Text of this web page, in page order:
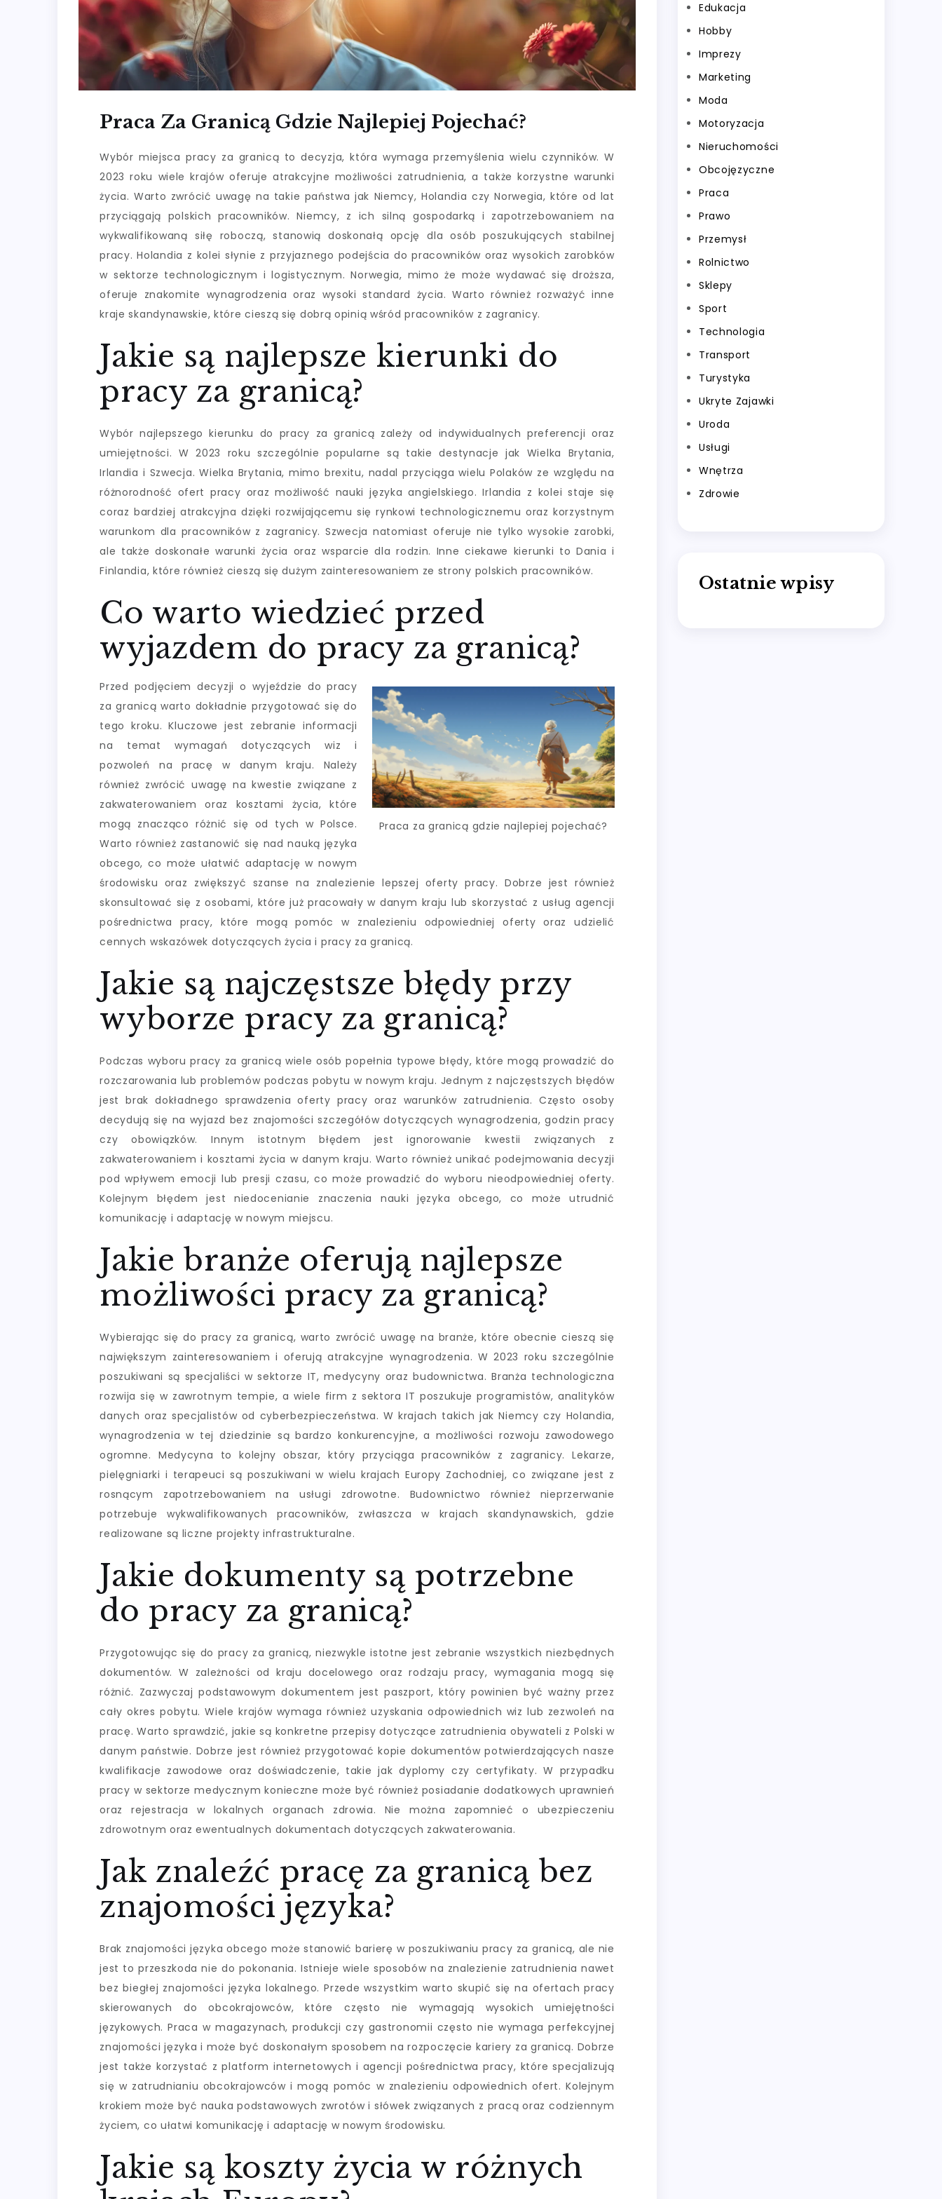
Praca Za Granicą Gdzie Najlepiej Pojechać?
Wybór miejsca pracy za granicą to decyzja, która wymaga przemyślenia wielu czynników. W
2023 roku wiele krajów oferuje atrakcyjne możliwości zatrudnienia, a także korzystne warunki
życia. Warto zwrócić uwagę na takie państwa jak Niemcy, Holandia czy Norwegia, które od lat
przyciągają polskich pracowników. Niemcy, z ich silną gospodarką i zapotrzebowaniem na
wykwalifikowaną siłę roboczą, stanowią doskonałą opcję dla osób poszukujących stabilnej
pracy. Holandia z kolei słynie z przyjaznego podejścia do pracowników oraz wysokich zarobków
w sektorze technologicznym i logistycznym. Norwegia, mimo że może wydawać się droższa,
oferuje znakomite wynagrodzenia oraz wysoki standard życia. Warto również rozważyć inne
kraje skandynawskie, które cieszą się dobrą opinią wśród pracowników z zagranicy.
Jakie są najlepsze kierunki do
pracy za granicą?
Wybór najlepszego kierunku do pracy za granicą zależy od indywidualnych preferencji oraz
umiejętności. W 2023 roku szczególnie popularne są takie destynacje jak Wielka Brytania,
Irlandia i Szwecja. Wielka Brytania, mimo brexitu, nadal przyciąga wielu Polaków ze względu na
różnorodność ofert pracy oraz możliwość nauki języka angielskiego. Irlandia z kolei staje się
coraz bardziej atrakcyjna dzięki rozwijającemu się rynkowi technologicznemu oraz korzystnym
warunkom dla pracowników z zagranicy. Szwecja natomiast oferuje nie tylko wysokie zarobki,
ale także doskonałe warunki życia oraz wsparcie dla rodzin. Inne ciekawe kierunki to Dania i
Finlandia, które również cieszą się dużym zainteresowaniem ze strony polskich pracowników.
Co warto wiedzieć przed
wyjazdem do pracy za granicą?
Praca za granicą gdzie najlepiej pojechać?
Przed podjęciem decyzji o wyjeździe do pracy
za granicą warto dokładnie przygotować się do
tego kroku. Kluczowe jest zebranie informacji
na temat wymagań dotyczących wiz i
pozwoleń na pracę w danym kraju. Należy
również zwrócić uwagę na kwestie związane z
zakwaterowaniem oraz kosztami życia, które
mogą znacząco różnić się od tych w Polsce.
Warto również zastanowić się nad nauką języka
obcego, co może ułatwić adaptację w nowym
środowisku oraz zwiększyć szanse na znalezienie lepszej oferty pracy. Dobrze jest również
skonsultować się z osobami, które już pracowały w danym kraju lub skorzystać z usług agencji
pośrednictwa pracy, które mogą pomóc w znalezieniu odpowiedniej oferty oraz udzielić
cennych wskazówek dotyczących życia i pracy za granicą.
Jakie są najczęstsze błędy przy
wyborze pracy za granicą?
Podczas wyboru pracy za granicą wiele osób popełnia typowe błędy, które mogą prowadzić do
rozczarowania lub problemów podczas pobytu w nowym kraju. Jednym z najczęstszych błędów
jest brak dokładnego sprawdzenia oferty pracy oraz warunków zatrudnienia. Często osoby
decydują się na wyjazd bez znajomości szczegółów dotyczących wynagrodzenia, godzin pracy
czy obowiązków. Innym istotnym błędem jest ignorowanie kwestii związanych z
zakwaterowaniem i kosztami życia w danym kraju. Warto również unikać podejmowania decyzji
pod wpływem emocji lub presji czasu, co może prowadzić do wyboru nieodpowiedniej oferty.
Kolejnym błędem jest niedocenianie znaczenia nauki języka obcego, co może utrudnić
komunikację i adaptację w nowym miejscu.
Jakie branże oferują najlepsze
możliwości pracy za granicą?
Wybierając się do pracy za granicą, warto zwrócić uwagę na branże, które obecnie cieszą się
największym zainteresowaniem i oferują atrakcyjne wynagrodzenia. W 2023 roku szczególnie
poszukiwani są specjaliści w sektorze IT, medycyny oraz budownictwa. Branża technologiczna
rozwija się w zawrotnym tempie, a wiele firm z sektora IT poszukuje programistów, analityków
danych oraz specjalistów od cyberbezpieczeństwa. W krajach takich jak Niemcy czy Holandia,
wynagrodzenia w tej dziedzinie są bardzo konkurencyjne, a możliwości rozwoju zawodowego
ogromne. Medycyna to kolejny obszar, który przyciąga pracowników z zagranicy. Lekarze,
pielęgniarki i terapeuci są poszukiwani w wielu krajach Europy Zachodniej, co związane jest z
rosnącym zapotrzebowaniem na usługi zdrowotne. Budownictwo również nieprzerwanie
potrzebuje wykwalifikowanych pracowników, zwłaszcza w krajach skandynawskich, gdzie
realizowane są liczne projekty infrastrukturalne.
Jakie dokumenty są potrzebne
do pracy za granicą?
Przygotowując się do pracy za granicą, niezwykle istotne jest zebranie wszystkich niezbędnych
dokumentów. W zależności od kraju docelowego oraz rodzaju pracy, wymagania mogą się
różnić. Zazwyczaj podstawowym dokumentem jest paszport, który powinien być ważny przez
cały okres pobytu. Wiele krajów wymaga również uzyskania odpowiednich wiz lub zezwoleń na
pracę. Warto sprawdzić, jakie są konkretne przepisy dotyczące zatrudnienia obywateli z Polski w
danym państwie. Dobrze jest również przygotować kopie dokumentów potwierdzających nasze
kwalifikacje zawodowe oraz doświadczenie, takie jak dyplomy czy certyfikaty. W przypadku
pracy w sektorze medycznym konieczne może być również posiadanie dodatkowych uprawnień
oraz rejestracja w lokalnych organach zdrowia. Nie można zapomnieć o ubezpieczeniu
zdrowotnym oraz ewentualnych dokumentach dotyczących zakwaterowania.
Jak znaleźć pracę za granicą bez
znajomości języka?
Brak znajomości języka obcego może stanowić barierę w poszukiwaniu pracy za granicą, ale nie
jest to przeszkoda nie do pokonania. Istnieje wiele sposobów na znalezienie zatrudnienia nawet
bez biegłej znajomości języka lokalnego. Przede wszystkim warto skupić się na ofertach pracy
skierowanych do obcokrajowców, które często nie wymagają wysokich umiejętności
językowych. Praca w magazynach, produkcji czy gastronomii często nie wymaga perfekcyjnej
znajomości języka i może być doskonałym sposobem na rozpoczęcie kariery za granicą. Dobrze
jest także korzystać z platform internetowych i agencji pośrednictwa pracy, które specjalizują
się w zatrudnianiu obcokrajowców i mogą pomóc w znalezieniu odpowiednich ofert. Kolejnym
krokiem może być nauka podstawowych zwrotów i słówek związanych z pracą oraz codziennym
życiem, co ułatwi komunikację i adaptację w nowym środowisku.
Jakie są koszty życia w różnych
Edukacja
Hobby
Imprezy
Marketing
Moda
Motoryzacja
Nieruchomości
Obcojęzyczne
Praca
Prawo
Przemysł
Rolnictwo
Sklepy
Sport
Technologia
Transport
Turystyka
Ukryte Zajawki
Uroda
Usługi
Wnętrza
Zdrowie
Ostatnie wpisy